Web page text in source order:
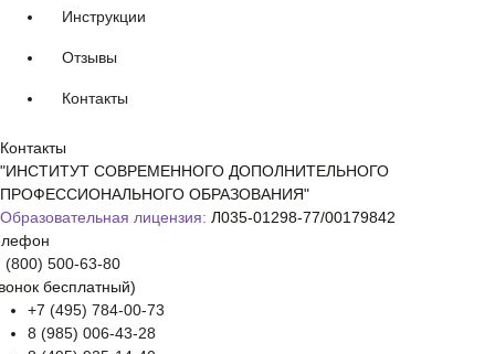
Инструкции
Отзывы
Контакты
Контакты
"ИНСТИТУТ СОВРЕМЕННОГО ДОПОЛНИТЕЛЬНОГО
ПРОФЕССИОНАЛЬНОГО ОБРАЗОВАНИЯ"
Образовательная лицензия: Л035-01298-77/00179842
(800) 500-63-80
бесплатный)
+7 (495) 784-00-73
8 (985) 006-43-28